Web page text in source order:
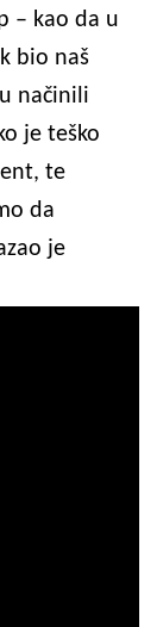
– kao da u
bio naš
načinili
je teško
te
da
je